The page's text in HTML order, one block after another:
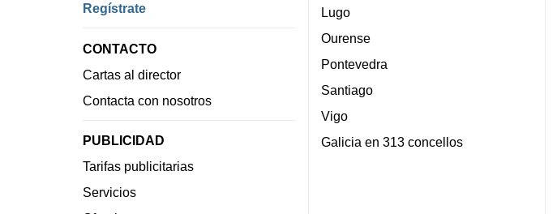
Regístrate
CONTACTO
Cartas al director
Contacta con nosotros
PUBLICIDAD
Tarifas publicitarias
Servicios
Lugo
Ourense
Pontevedra
Santiago
Vigo
Galicia en 313 concellos